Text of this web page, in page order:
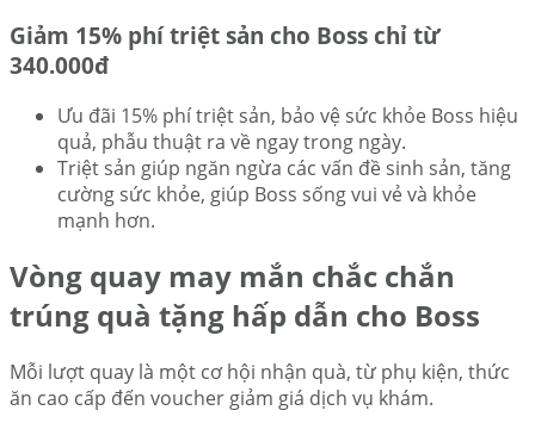
Giảm 15% phí triệt sản cho Boss chỉ từ
340.000đ
Ưu đãi 15% phí triệt sản, bảo vệ sức khỏe Boss hiệu
quả, phẫu thuật ra về ngay trong ngày.
Triệt sản giúp ngăn ngừa các vấn đề sinh sản, tăng
cường sức khỏe, giúp Boss sống vui vẻ và khỏe
mạnh hơn.
Vòng quay may mắn chắc chắn
trúng quà tặng hấp dẫn cho Boss
Mỗi lượt quay là một cơ hội nhận quà, từ phụ kiện, thức
ăn cao cấp đến voucher giảm giá dịch vụ khám.